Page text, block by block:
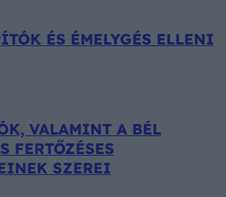
ÉS ÉMELYGÉS ELLENI
VALAMINT A BÉL
FERTŐZÉSES
SZEREI